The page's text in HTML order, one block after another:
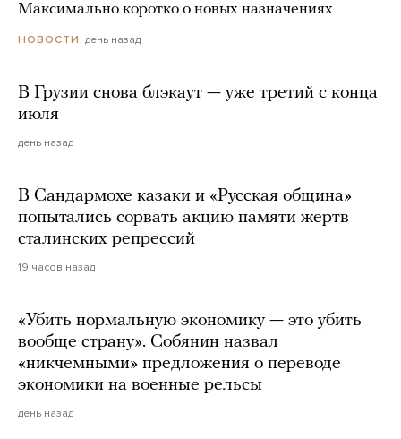
Максимально коротко о новых назначениях
НОВОСТИ день назад
В Грузии снова блэкаут — уже третий с конца
июля
день назад
В Сандармохе казаки и «Русская община»
попытались сорвать акцию памяти жертв
сталинских репрессий
19 часов назад
«Убить нормальную экономику — это убить
вообще страну». Собянин назвал
«никчемными» предложения о переводе
экономики на военные рельсы
день назад